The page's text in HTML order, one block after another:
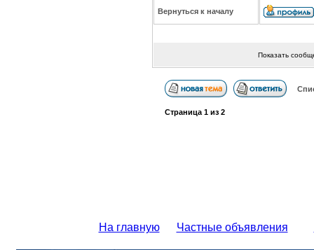
Вернуться к началу
Показать
Страница 1из 2
На главную Частные объявления